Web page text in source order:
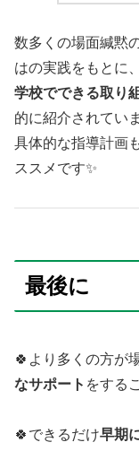
数多くの場面緘黙
はの実践をもとに、
学校でできる取り
的に紹介されてい
具体的な指導計画
ススメです✨
最後に
🍀より多くの方が
なサポート をする
🍀できるだけ早期